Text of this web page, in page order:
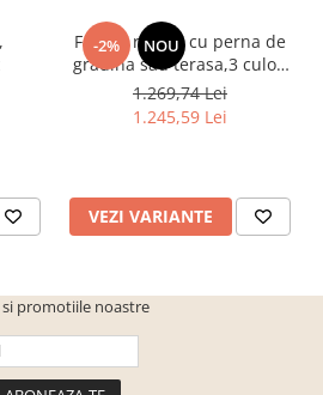
-2% NOU
Fotoliu rotativ cu perna de
gradina sau terasa,3 culori
la alegere ,cadru otel-ratan
sintetic
1.269,74 Lei
1.245,59 Lei
VEZI VARIANTE
promotiile noastre